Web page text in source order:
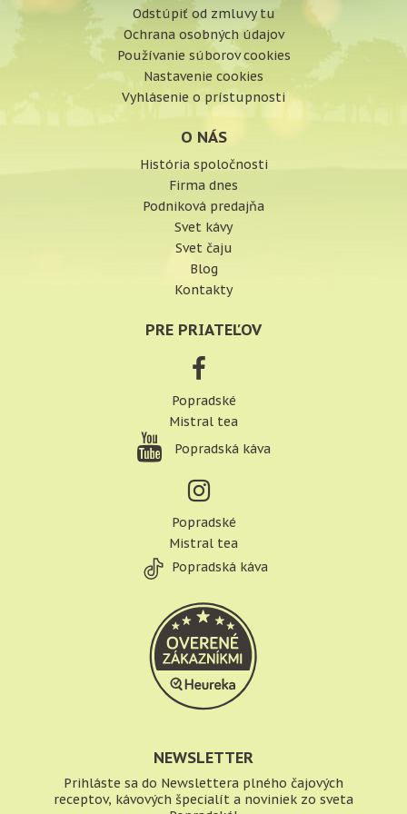
Odstúpiť od zmluvy tu
Ochrana osobných údajov
Používanie súborov cookies
Nastavenie cookies
Vyhlásenie o prístupnosti
O NÁS
História spoločnosti
Firma dnes
Podniková predajňa
Svet kávy
Svet čaju
Blog
Kontakty
PRE PRIATEĽOV
Popradské
Mistral tea
Popradská káva
Popradské
Mistral tea
Popradská káva
NEWSLETTER
Prihláste sa do Newslettera plného čajových
receptov, kávových špecialít a noviniek zo sveta